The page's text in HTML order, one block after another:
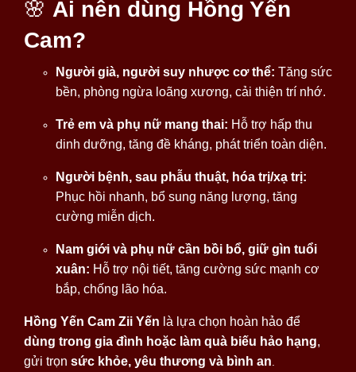
🌸 Ai nên dùng Hồng Yến
Cam?
Người già, người suy nhược cơ thể: Tăng sức
bền, phòng ngừa loãng xương, cải thiện trí nhớ.
Trẻ em và phụ nữ mang thai: Hỗ trợ hấp thu
dinh dưỡng, tăng đề kháng, phát triển toàn diện.
Người bệnh, sau phẫu thuật, hóa trị/xạ trị:
Phục hồi nhanh, bổ sung năng lượng, tăng
cường miễn dịch.
Nam giới và phụ nữ cần bồi bổ, giữ gìn tuổi
xuân: Hỗ trợ nội tiết, tăng cường sức mạnh cơ
bắp, chống lão hóa.
Hồng Yến Cam Zii Yến là lựa chọn hoàn hảo để
dùng trong gia đình hoặc làm quà biếu hảo hạng,
gửi trọn sức khỏe, yêu thương và bình an